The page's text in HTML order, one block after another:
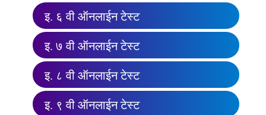
इ. ६ वी ऑनलाईन टेस्ट
इ. ७ वी ऑनलाईन टेस्ट
इ. ८ वी ऑनलाईन टेस्ट
इ. ९ वी ऑनलाईन टेस्ट